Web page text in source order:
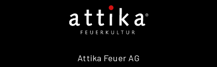
Attika Feuer AG